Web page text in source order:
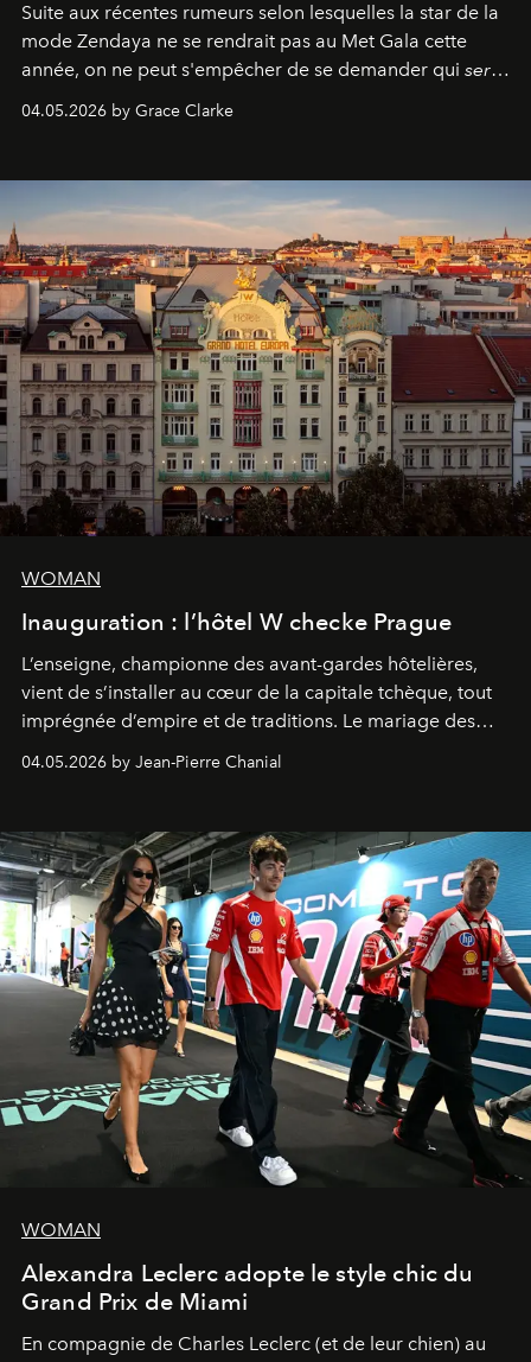
Suite aux récentes rumeurs selon lesquelles la star de la
mode Zendaya ne se rendrait pas au Met Gala cette
année, on ne peut s'empêcher de se demander qui sera
04.05.2026 by Grace Clarke
WOMAN
Inauguration : l’hôtel W checke Prague
L’enseigne, championne des avant-gardes hôtelières,
vient de s’installer au cœur de la capitale tchèque, tout
imprégnée d’empire et de traditions. Le mariage des
extrêmes fait merveille.
04.05.2026 by Jean-Pierre Chanial
WOMAN
Alexandra Leclerc adopte le style chic du
Grand Prix de Miami
En compagnie de Charles Leclerc (et de leur chien) au